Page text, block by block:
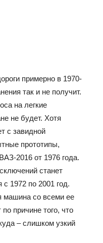
примерно в 1970-
так и не получит.
на легкие
не будет. Хотя
с завидной
прототипы,
2016 от 1976 года.
станет
1972 по 2001 год.
машина со всеми ее
причине того, что
– слишком узкий